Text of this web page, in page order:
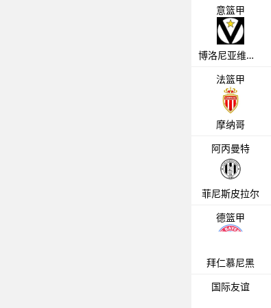
意篮甲
博洛尼亚维图斯
法篮甲
摩纳哥
阿丙曼特
菲尼斯皮拉尔
德篮甲
拜仁慕尼黑
国际友谊